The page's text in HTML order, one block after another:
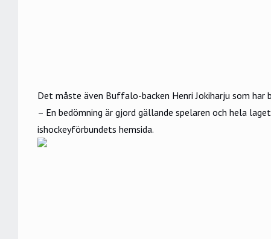
Det måste även Buffalo-backen Henri Jokiharju som
– En bedömning är gjord gällande spelaren och hela
ishockeyförbundets hemsida.